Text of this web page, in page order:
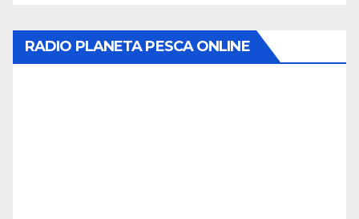
RADIO PLANETA PESCA ONLINE